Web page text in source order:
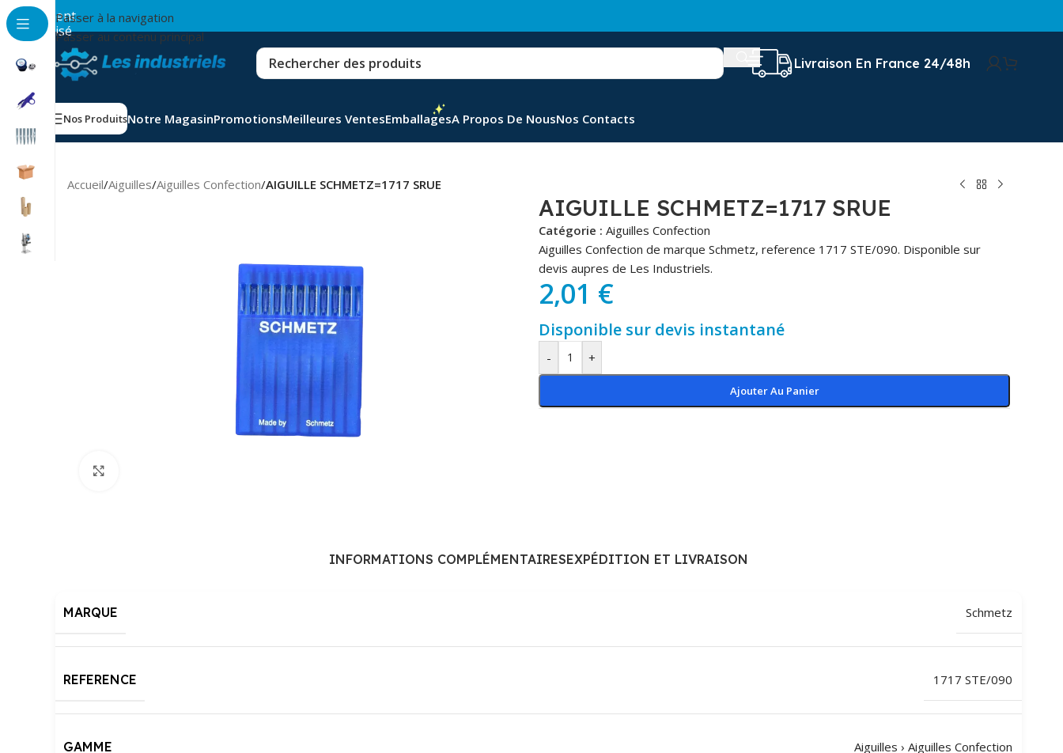
Passer à la navigation
Passer au contenu principal
Paiement
sécurisé
Livraison En France 24/48h
Nos ProduitsNotre MagasinPromotionsMeilleures VentesEmballagesA Propos De NousNos Contacts
Accueil/Aiguilles/Aiguilles Confection/AIGUILLE SCHMETZ=1717 SRUE
AIGUILLE SCHMETZ=1717 SRUE
Catégorie : Aiguilles Confection
Aiguilles Confection de marque Schmetz, reference 1717 STE/090. Disponible sur
devis aupres de Les Industriels.
2,01 €
Disponible sur devis instantané
- +
Ajouter Au Panier
INFORMATIONS COMPLÉMENTAIRESEXPÉDITION ET LIVRAISON
MARQUE Schmetz
REFERENCE 1717 STE/090
GAMME Aiguilles › Aiguilles Confection